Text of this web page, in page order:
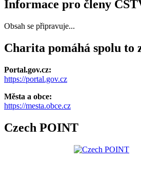
Informace pro členy
Obsah se připravuje...
Charita pomáhá spolu to
Portal.gov.cz:
https://portal.gov.cz
Města a obce:
https://mesta.obce.cz
Czech POINT